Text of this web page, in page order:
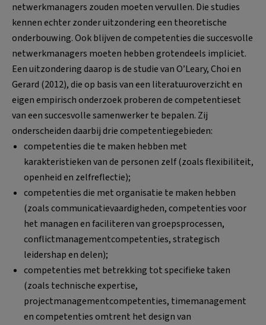
netwerkmanagers zouden moeten vervullen. Die studies
kennen echter zonder uitzondering een theoretische
onderbouwing. Ook blijven de competenties die succesvolle
netwerkmanagers moeten hebben grotendeels impliciet.
Een uitzondering daarop is de studie van O’Leary, Choi en
Gerard (2012), die op basis van een literatuuroverzicht en
eigen empirisch onderzoek proberen de competentieset
van een succesvolle samenwerker te bepalen. Zij
onderscheiden daarbij drie competentiegebieden:
competenties die te maken hebben met
karakteristieken van de personen zelf (zoals flexibiliteit,
openheid en zelfreflectie);
competenties die met organisatie te maken hebben
(zoals communicatievaardigheden, competenties voor
het managen en faciliteren van groepsprocessen,
conflictmanagementcompetenties, strategisch
leidershap en delen);
competenties met betrekking tot specifieke taken
(zoals technische expertise,
projectmanagementcompetenties, timemanagement
en competenties omtrent het design van